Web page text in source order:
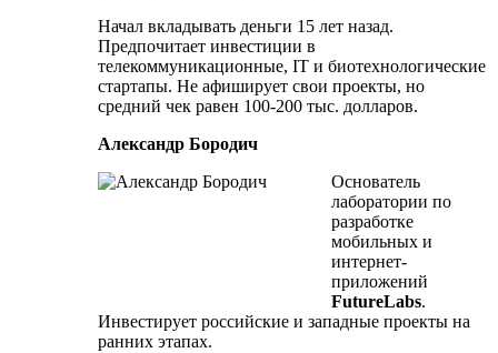
Начал вкладывать деньги 15 лет назад.
Предпочитает инвестиции в
телекоммуникационные, IT и биотехнологические
стартапы. Не афиширует свои проекты, но
средний чек равен 100-200 тыс. долларов.
Александр Бородич
Основатель
лаборатории по
разработке
мобильных и
интернет-
приложений
FutureLabs.
Инвестирует российские и западные проекты на
ранних этапах.